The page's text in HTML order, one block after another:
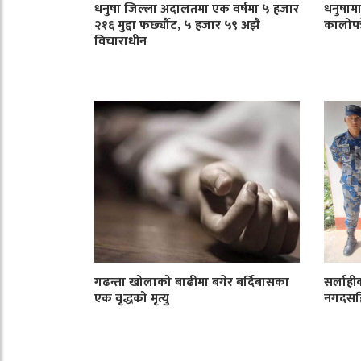
धनुषा जिल्ला अदालतमा एक वर्षमा ५ हजार
२१६ मुद्दा फर्छ्यौट, ५ हजार ५९ अझै
विचाराधीन
गढन्ता खोलाको बाढीमा बगेर बर्दिबासका
एक वृद्धको मृत्यु